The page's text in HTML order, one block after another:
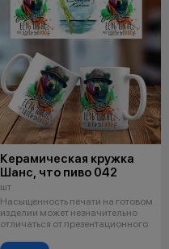
Керамическая кружка
Шанс, что пиво 042
шт
Насыщенность печати на готовом
изделии может незначительно
отличаться от презентационного